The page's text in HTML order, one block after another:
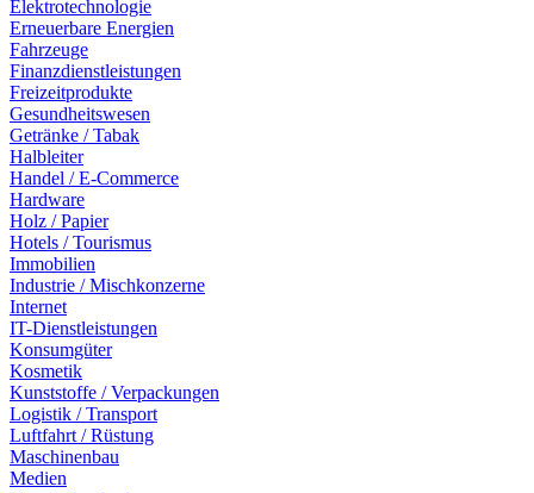
Elektrotechnologie
Erneuerbare Energien
Fahrzeuge
Finanzdienstleistungen
Freizeitprodukte
Gesundheitswesen
Getränke / Tabak
Halbleiter
Handel / E-Commerce
Hardware
Holz / Papier
Hotels / Tourismus
Immobilien
Industrie / Mischkonzerne
Internet
IT-Dienstleistungen
Konsumgüter
Kosmetik
Kunststoffe / Verpackungen
Logistik / Transport
Luftfahrt / Rüstung
Maschinenbau
Medien